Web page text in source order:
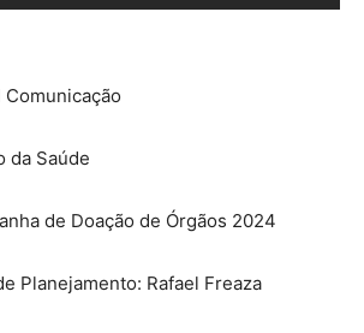
da Saúde
de Doação de Órgãos 2024
Planejamento: Rafael Freaza